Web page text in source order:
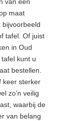
van een
maat
bijvoorbeeld
tafel. Of juist
in Oud
kunt u
bestellen.
keer sterker
zo’n veilig
waarbij de
van belang